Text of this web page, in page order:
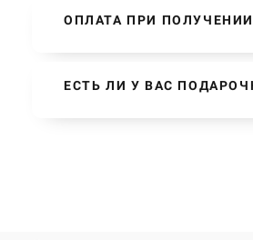
ОПЛАТА ПРИ ПОЛУЧЕНИИ
ЕСТЬ ЛИ У ВАС